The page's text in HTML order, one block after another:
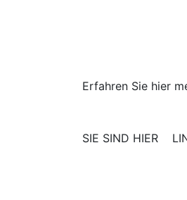
Erfahren Sie hier
SIE SIND HIER